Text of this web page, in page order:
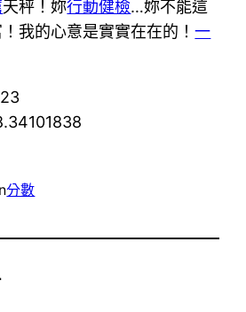
天秤！妳行動健檢…妳不能這
我的心意是實實在在的！一
分數